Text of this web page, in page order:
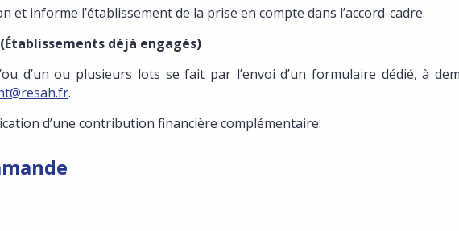
et informe l’établissement de la prise en compte dans l’accord-cadre.
déjà engagés)
ou d’un ou plusieurs lots se fait par l’envoi d’un formulaire dédié, à
.
d’une contribution financière complémentaire.